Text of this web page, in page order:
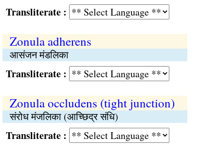
:
Zonula adherens
आसंजन मंडलिका
:
Zonula occludens (tight junction)
संरोध मंजलिका (आच्छिद्र संधि)
: